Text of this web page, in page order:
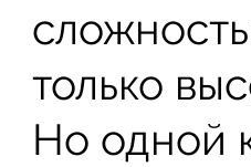
только
Но одной